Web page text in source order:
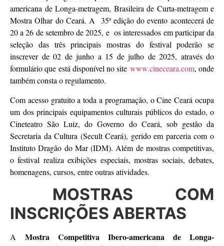
americana de Longa-metragem, Brasileira de Curta-metragem e
Mostra Olhar do Ceará. A 35ª edição do evento acontecerá de
20 a 26 de setembro de 2025, e os interessados em participar da
seleção das três principais mostras do festival poderão se
inscrever de 02 de junho a 15 de julho de 2025, através do
formulário que está disponível no site www.cineceara.com, onde
também consta o regulamento.
Com acesso gratuito a toda a programação, o Cine Ceará ocupa
um dos principais equipamentos culturais públicos do estado, o
Cineteatro São Luiz, do Governo do Ceará, sob gestão da
Secretaria da Cultura (Secult Ceará), gerido em parceria com o
Instituto Dragão do Mar (IDM). Além de mostras competitivas,
o festival realiza exibições especiais, mostras sociais, debates,
homenagens, cursos, entre outras atividades.
MOSTRAS COM
INSCRIÇÕES ABERTAS
A Mostra Competitiva Ibero-americana de Longa-